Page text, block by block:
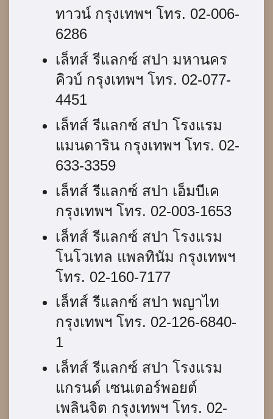
ทาวน์ กรุงเทพฯ โทร. 02-006-
6286
เล็ทส์ รีแลกซ์ สปา มหานคร
คิวบ์ กรุงเทพฯ โทร. 02-077-
4451
เล็ทส์ รีแลกซ์ สปา โรงแรม
แมนดาริน กรุงเทพฯ โทร. 02-
633-3359
เล็ทส์ รีแลกซ์ สปา เอ็มบีเค
กรุงเทพฯ โทร. 02-003-1653
เล็ทส์ รีแลกซ์ สปา โรงแรม
โนโวเทล แพลทินัม กรุงเทพฯ
โทร. 02-160-7177
เล็ทส์ รีแลกซ์ สปา พญาไท
กรุงเทพฯ โทร. 02-126-6840-
1
เล็ทส์ รีแลกซ์ สปา โรงแรม
แกรนด์ เซนเตอร์พอยต์
เพลินจิต กรุงเทพฯ โทร. 02-